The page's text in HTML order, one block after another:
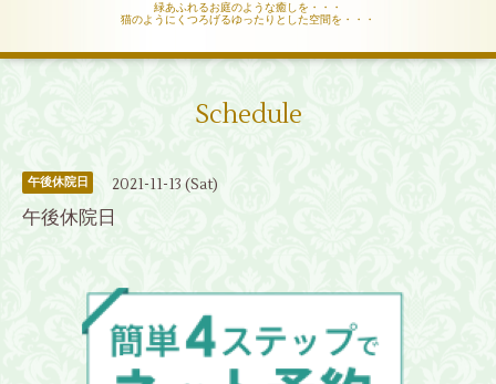
緑あふれるお庭のような癒しを・・・
猫のようにくつろげるゆったりとした空間を・・・
Schedule
午後休院日 2021-11-13 (Sat)
午後休院日